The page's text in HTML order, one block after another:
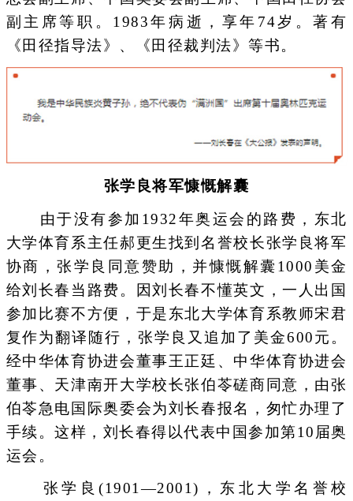
副主席等职。1983年病逝，享年74岁。著有
《田径指导法》、《田径裁判法》等书。
张学良将军慷慨解囊
由于没有参加1932年奥运会的路费，东北
大学体育系主任郝更生找到名誉校长张学良将军
协商，张学良同意赞助，并慷慨解囊1000美金
给刘长春当路费。因刘长春不懂英文，一人出国
参加比赛不方便，于是东北大学体育系教师宋君
复作为翻译随行，张学良又追加了美金600元。
经中华体育协进会董事王正廷、中华体育协进会
董事、天津南开大学校长张伯苓磋商同意，由张
伯苓急电国际奥委会为刘长春报名，匆忙办理了
手续。这样，刘长春得以代表中国参加第10届奥
运会。
张学良(1901—2001)，东北大学名誉校